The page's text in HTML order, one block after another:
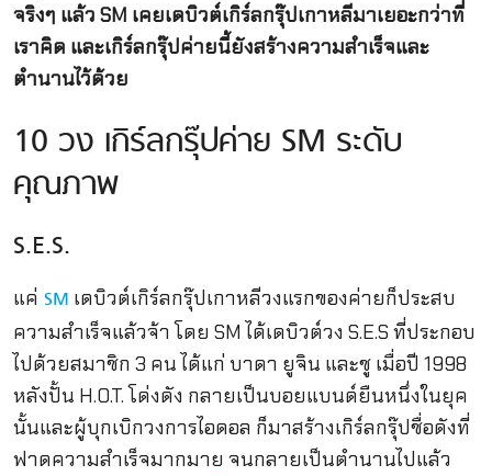
จริงๆ แล้ว SM เคยเดบิวต์เกิร์ลกรุ๊ปเกาหลีมาเยอะกว่าที่
เราคิด และเกิร์ลกรุ๊ปค่ายนี้ยังสร้างความสำเร็จและ
ตำนานไว้ด้วย
10 วง เกิร์ลกรุ๊ปค่าย SM ระดับ
คุณภาพ
S.E.S.
แค่ SM เดบิวต์เกิร์ลกรุ๊ปเกาหลีวงแรกของค่ายก็ประสบ
ความสำเร็จแล้วจ้า โดย SM ได้เดบิวต์วง S.E.S ที่ประกอบ
ไปด้วยสมาชิก 3 คน ได้แก่ บาดา ยูจิน และชู เมื่อปี 1998
หลังปั้น H.O.T. โด่งดัง กลายเป็นบอยแบนด์ยืนหนึ่งในยุค
นั้นและผู้บุกเบิกวงการไอดอล ก็มาสร้างเกิร์ลกรุ๊ปชื่อดังที่
ฟาดความสำเร็จมากมาย จนกลายเป็นตำนานไปแล้ว